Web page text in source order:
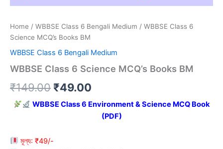
Home / WBBSE Class 6 Bengali Medium / WBBSE Class 6
Science MCQ’s Books BM
WBBSE Class 6 Bengali Medium
WBBSE Class 6 Science MCQ’s Books BM
₹149.00 Original
price
₹149.00.
₹49.00
price
is:
WBBSE Class 6 Environment & Science MCQ Book
(PDF)
মূল্য: ₹49/-